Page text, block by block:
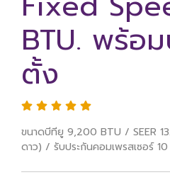
BTU. พร้อ
ตั้ง
ขนาดบีทียู 9,200 BTU / SEER
ดาว) / รับประกันคอมเพรสเซอร์